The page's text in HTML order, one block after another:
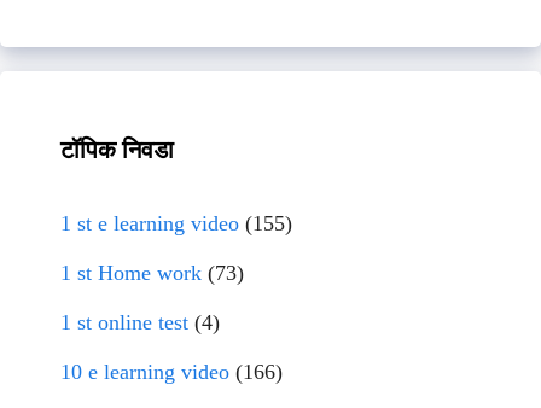
टॉपिक निवडा
1 st e learning video (155)
1 st Home work (73)
1 st online test (4)
10 e learning video (166)